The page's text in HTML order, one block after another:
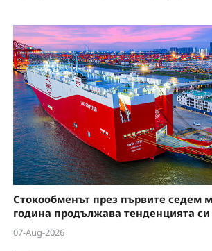
Стокообменът през първите седем
година продължава тенденцията
07-Aug-2026